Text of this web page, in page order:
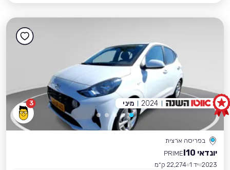
3
בפריסה ארצית
יונדאי I10
PRIME
2023 יד 1
22,274 ק״מ
2024 מיני